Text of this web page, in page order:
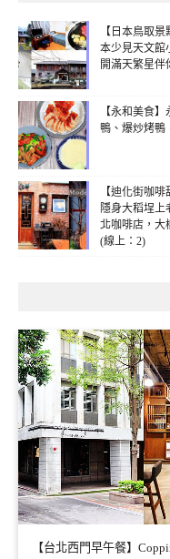
【日本鳥取
本少見天文館
開滿天繁星伴
【永和美食
鴨、爆炒烤鴨
【迪化街咖啡
隱身大稻埕上
北咖啡店，大
(線上：2)
【台北西門早午餐】